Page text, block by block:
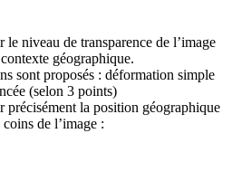
niveau de transparence de l’image
géographique.
sont proposés : déformation simple
(selon 3 points)
précisément la position géographique
de l’image :